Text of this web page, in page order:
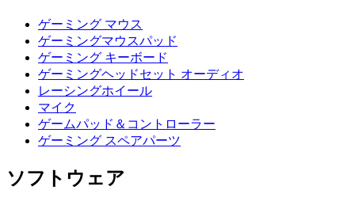
ゲーミング マウス
ゲーミングマウスパッド
ゲーミング キーボード
ゲーミングヘッドセット オーディオ
レーシングホイール
マイク
ゲームパッド＆コントローラー
ゲーミング スペアパーツ
ソフトウェア